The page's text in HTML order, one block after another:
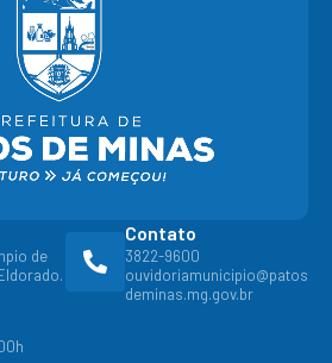
de
Contato
3822-9600
ouvidoriamunicipio@patos
deminas.mg.gov.br